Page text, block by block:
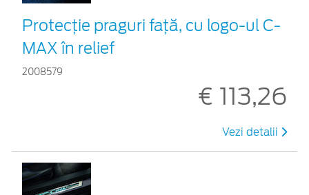
Protecţie praguri faţă, cu logo-ul C-
MAX în relief
2008579
€ 113,26
Vezi detalii